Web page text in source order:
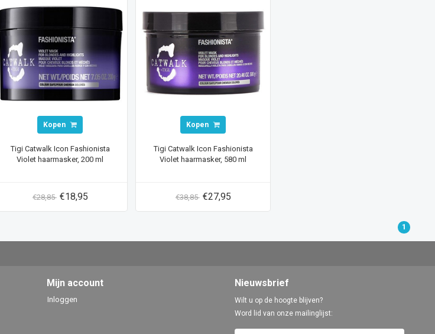
Kopen
Tigi Catwalk Icon Fashionista
Violet haarmasker, 200 ml
€28,85 €18,95
Kopen
Tigi Catwalk Icon Fashionista
Violet haarmasker, 580 ml
€38,85 €27,95
1
Mijn account
Inloggen
Nieuwsbrief
Wilt u op de hoogte blijven?
Word lid van onze mailinglijst: